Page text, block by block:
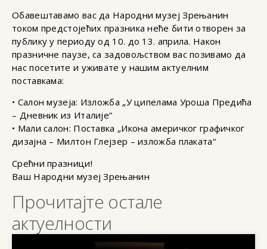
Обавештавамо вас да Народни музеј Зрењанин
током предстојећих празника неће бити отворен за
публику у периоду од 10. до 13. априла. Након
празничне паузе, са задовољством вас позивамо да
нас посетите и уживате у нашим актуелним
поставкама:
• Салон музеја: Изложба „У ципелама Уроша Предића
– Дневник из Италије“
• Мали салон: Поставка „Икона америчког графичког
дизајна – Милтон Глејзер – изложба плаката“
Срећни празници!
Ваш Народни музеј Зрењанин
Прочитајте остале
актуелности